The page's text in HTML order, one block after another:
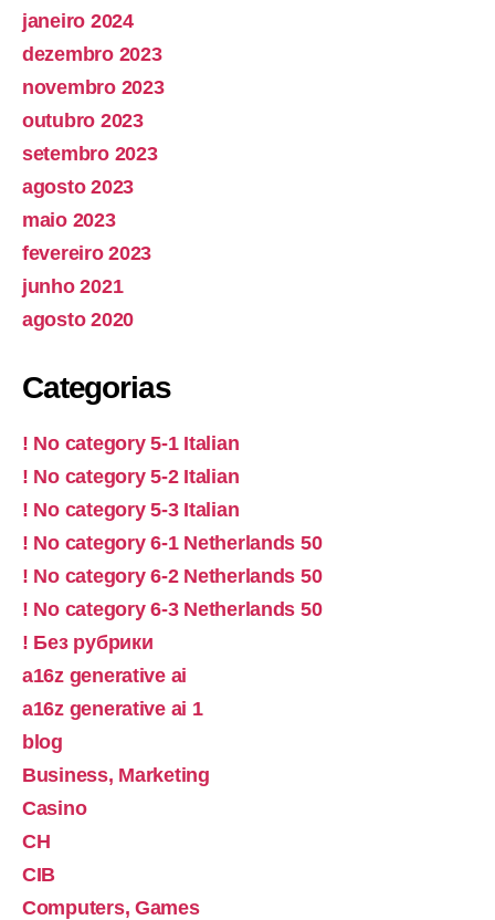
janeiro 2024
dezembro 2023
novembro 2023
outubro 2023
setembro 2023
agosto 2023
maio 2023
fevereiro 2023
junho 2021
agosto 2020
Categorias
! No category 5-1 Italian
! No category 5-2 Italian
! No category 5-3 Italian
! No category 6-1 Netherlands 50
! No category 6-2 Netherlands 50
! No category 6-3 Netherlands 50
! Без рубрики
a16z generative ai
a16z generative ai 1
blog
Business, Marketing
Casino
CH
CIB
Computers, Games